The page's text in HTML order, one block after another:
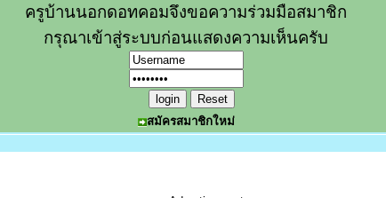
ครูบ้านนอกดอทคอมจึงขอความร่วมมือสมาชิก
กรุณาเข้าสู่ระบบก่อนแสดงความเห็นครับ
สมัครสมาชิกใหม่